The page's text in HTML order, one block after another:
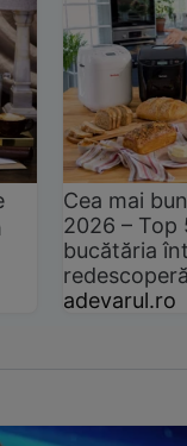
Cea mai
2026 –
bucătăria
adevarul.ro